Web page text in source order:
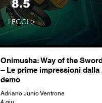
8.5
LEGGI >
Onimusha: Way of the Sword
– Le prime impressioni dalla
demo
Adriano Junio Ventrone